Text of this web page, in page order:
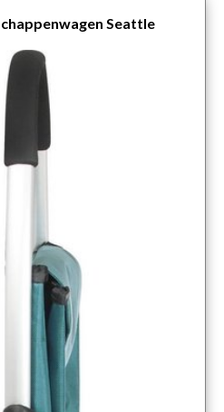
Seattle